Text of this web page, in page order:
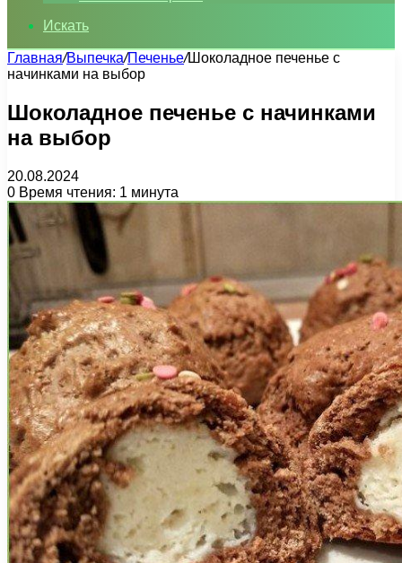
Искать
Главная/Выпечка/Печенье/Шоколадное печенье с
начинками на выбор
Шоколадное печенье с начинками
на выбор
20.08.2024
0 Время чтения: 1 минута